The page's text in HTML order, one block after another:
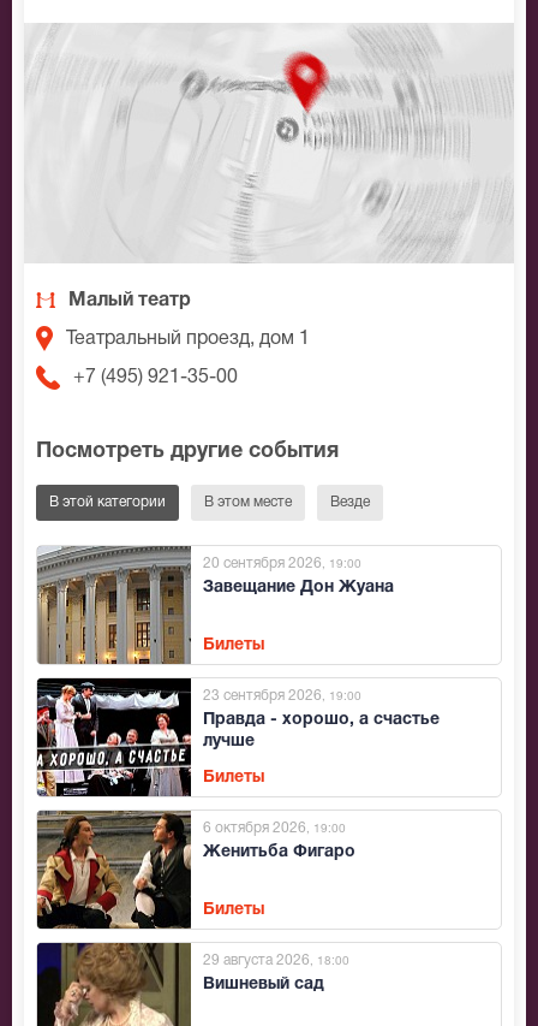
Малый театр
Театральный проезд, дом 1
+7 (495) 921-35-00
Посмотреть другие события
В этой категории В этом месте Везде
Завещание Дон Жуана
20 сентября 2026 , 19:00
Билеты
Правда - хорошо, а счастье
лучше
23 сентября 2026 , 19:00
Билеты
Женитьба Фигаро
6 октября 2026 , 19:00
Билеты
Вишневый сад
29 августа 2026 , 18:00